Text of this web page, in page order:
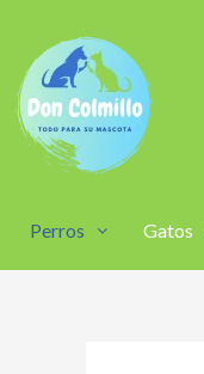
contenido
Perros Gatos